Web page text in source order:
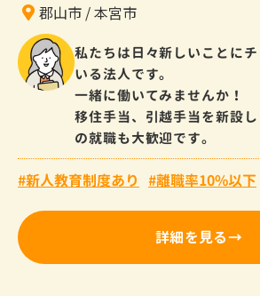
郡山市 本宮市
私たちは日々新しいことに
いる法人です。
一緒に働いてみませんか！
移住手当、引越手当を新設
の就職も大歓迎です。
新人教育制度あり 離職率10%以下
詳細を見る